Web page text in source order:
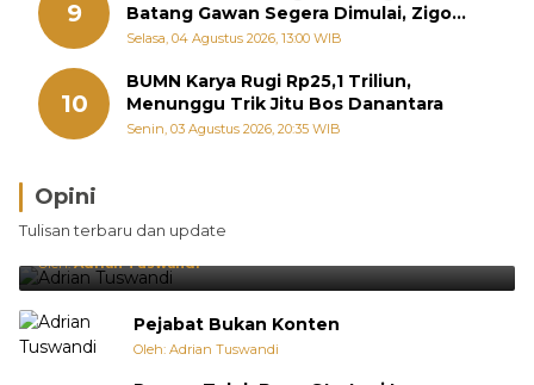
9
Batang Gawan Segera Dimulai, Zigo
Rolanda Pastikan Proyek Berjalan
Selasa, 04 Agustus 2026, 13:00 WIB
10
BUMN Karya Rugi Rp25,1 Triliun,
Menunggu Trik Jitu Bos Danantara
Senin, 03 Agustus 2026, 20:35 WIB
Opini
Tulisan terbaru dan update
Brasil Lebih Diunggulkan, tetapi Jepang Selalu
Punya Cara Membuat Kejutan
Oleh:Adrian Tuswandi
Pejabat Bukan Konten
Oleh: Adrian Tuswandi